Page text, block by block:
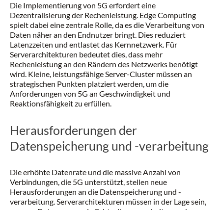
Die Implementierung von 5G erfordert eine
Dezentralisierung der Rechenleistung. Edge Computing
spielt dabei eine zentrale Rolle, da es die Verarbeitung von
Daten näher an den Endnutzer bringt. Dies reduziert
Latenzzeiten und entlastet das Kernnetzwerk. Für
Serverarchitekturen bedeutet dies, dass mehr
Rechenleistung an den Rändern des Netzwerks benötigt
wird. Kleine, leistungsfähige Server-Cluster müssen an
strategischen Punkten platziert werden, um die
Anforderungen von 5G an Geschwindigkeit und
Reaktionsfähigkeit zu erfüllen.
Herausforderungen der
Datenspeicherung und -verarbeitung
Die erhöhte Datenrate und die massive Anzahl von
Verbindungen, die 5G unterstützt, stellen neue
Herausforderungen an die Datenspeicherung und -
verarbeitung. Serverarchitekturen müssen in der Lage sein,